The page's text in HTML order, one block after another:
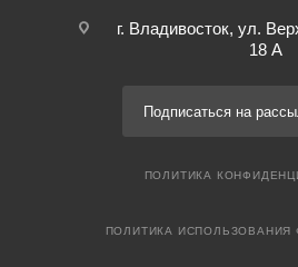
г. Владивосток, ул.
18 А
Подписаться на
ПОЛИТИКА
ПОЛИТИКА ИСПОЛЬЗОВАНИЯ